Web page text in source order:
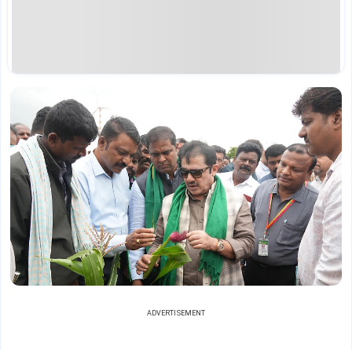
ADVERTISEMENT